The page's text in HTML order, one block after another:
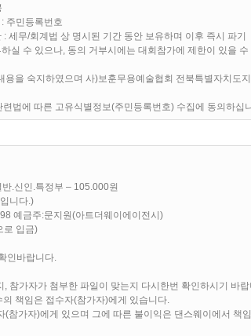
주민등록번호
세무/회계법 상 명시된 기간 동안 보유하며 이후 즉시 파기
실 수 있으나, 동의 거부시에는 대회참가에 제한이 있을 수
용을 숙지하였으며 사)보훈무용예술협회 전북특별자치도
법에 따른 고유식별정보(주민등록번호) 수집에 동의하십
.신인.특정부 – 105.000원
니다.)
예금주:문지원(아트더웨이에이전시)
로 입금)
인바랍니다.
참가자가 첨부한 파일이 맞는지 다시한번 확인하시기 바
책임은 접수자(참가자)에게 있습니다.
(참가자)에게 있으며 그에 따른 불이익은 댄스웨이에서 책